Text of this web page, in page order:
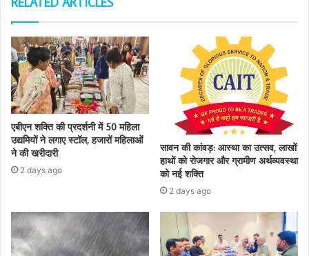
एबीएन शक्ति की प्रदर्शनी में 50 महिला
उद्यमियों ने लगाए स्टॉल, हजारों महिलाओं
ने की खरीदारी
2 days ago
सावन की कांवड़: आस्था का उत्सव, लाखों
हाथों को रोजगार और ग्रामीण अर्थव्यवस्था
को नई शक्ति
2 days ago